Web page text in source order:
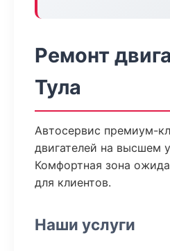
Ремонт
Тула
Автосервис премиум-
двигателей на высшем
Комфортная зона
для клиентов.
Наши услуги